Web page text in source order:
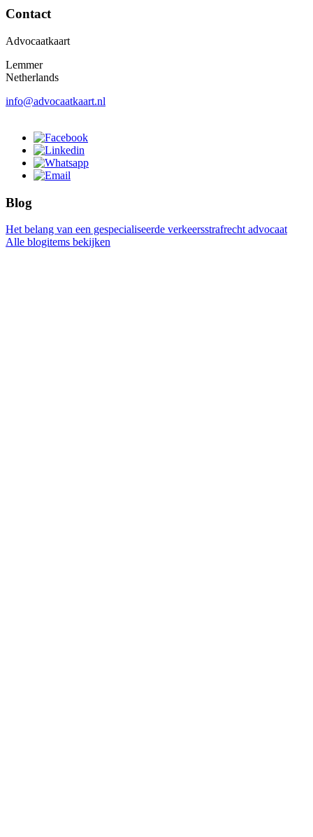
Contact
Advocaatkaart
Lemmer
Netherlands
info@advocaatkaart.nl
Blog
Het belang van een gespecialiseerde verkeersstrafrecht advocaat
Alle blogitems bekijken